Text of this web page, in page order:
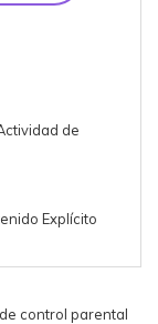
de
Explícito
control parental